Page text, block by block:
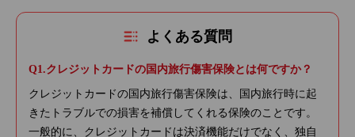
よくある質問
クレジットカードの国内旅行傷害保険とは何ですか？
クレジットカードの国内旅行傷害保険は、国内旅行時に起
きたトラブルでの損害を補償してくれる保険のことです。
一般的に、クレジットカードは決済機能だけでなく、独自